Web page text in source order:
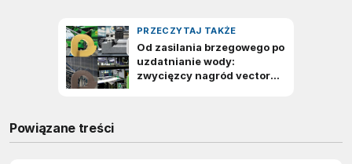
Powiązane treści